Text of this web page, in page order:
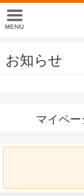
お知らせ
マイペ